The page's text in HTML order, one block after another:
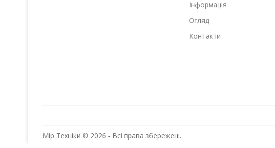
Інформація
Огляд
Контакти
Мір Техніки © 2026 - Всі права збережені.